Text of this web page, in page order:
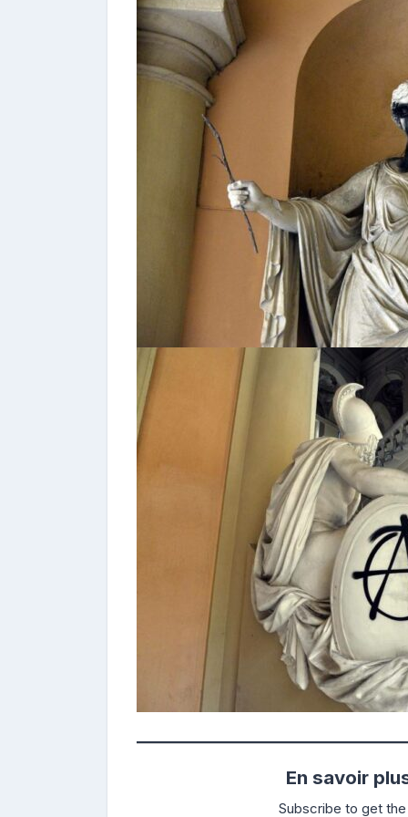
En savoir
Subscribe to get